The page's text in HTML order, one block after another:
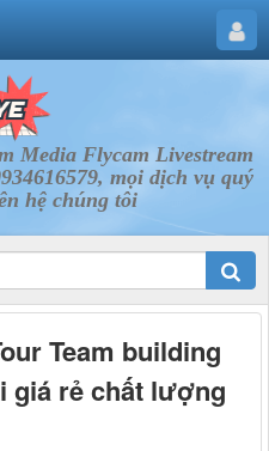
Media Flycam Livestream
mọi dịch vụ quý
hệ chúng tôi
Team building
giá rẻ chất lượng